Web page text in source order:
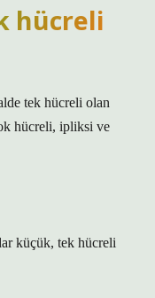
hücreli
tek hücreli olan
hücreli, ipliksi ve
küçük, tek hücreli